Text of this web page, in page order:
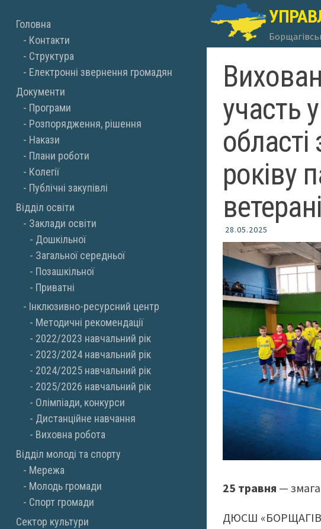
content
Головна
Контакти
Структура
Електронні звернення громадян
Документи
Програми
Розпорядження, рішення
Накази
Плани роботи
Колегії
Публічні закупівлі
Відділ освіти
Заклади освіти
Дошкільної
Загальної середньої
Позашкільної
Приватні
Інклюзивно-ресурсний центр
Методичні рекомендації
2022/2023 навчальний рік
2023/2024 навчальний рік
2024/2025 навчальний рік
2025/2026 навчальний рік
Олімпіади, конкурси
Дистанційне навчання
Виховна робота
Відділ молоді та спорту
Мережа
Молодь громади
Спорт громади
Сектор культури
участь
роківу
28.05.2025
25 травня —
ДЮСШ